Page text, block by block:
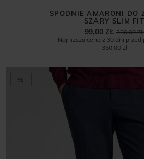
SPODNIE AMARONI DO
SZARY SLIM FIT
350,00 ZŁ
99,00 ZŁ
Najniższa cena z 30 dni przed
350,00 zł
%